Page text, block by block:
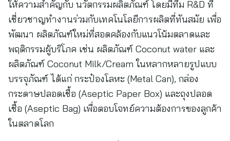
ให้ความสำคัญกับ นวัตกรรมผลิตภัณฑ์ โดยมีทีม R&D ที่
เชี่ยวชาญทำงานร่วมกับเทคโนโลยีการผลิตที่ทันสมัย เพื่อ
พัฒนา ผลิตภัณฑ์ใหม่ที่สอดคล้องกับแนวโน้มตลาดและ
พฤติกรรมผู้บริโภค เช่น ผลิตภัณฑ์ Coconut water และ
ผลิตภัณฑ์ Coconut Milk/Cream ในหลากหลายรูปแบบ
บรรจุภัณฑ์ ได้แก่ กระป๋องโลหะ (Metal Can), กล่อง
กระดาษปลอดเชื้อ (Aseptic Paper Box) และถุงปลอด
เชื้อ (Aseptic Bag) เพื่อตอบโจทย์ความต้องการของลูกค้า
ในตลาดโลก